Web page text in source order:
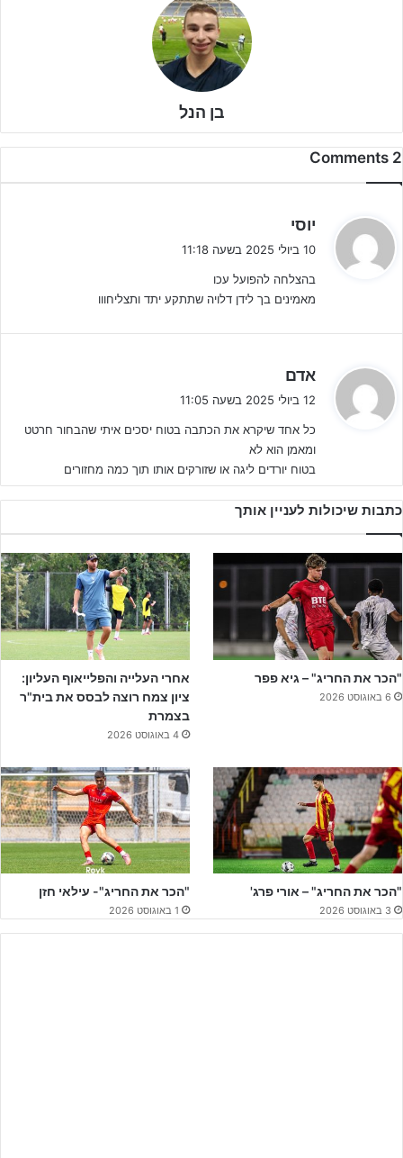
דרמטיים על הפועל ירושלים והפועל חדרה סייעו בדרך להעפלה לליגת
העל, שעליה חתומים לא מעט שחקנים.
איתמר יונה, לירן תורג'מן, רון אפפלד, ליעד סיסו ואלעד גוזלן
חמישה מחבורת השחקנים שנלחמו עד לשניה האחרונה, אך כולם שחקני
שנתון 2006- שכן רק שלושה שחקני 2006 יכולים להמשיך בנוער כחריגי
גיל.
לקראת העונה הנוכחית בליגת העל צורפו שחקנים שכבר טעמו את ליגת
העל לנוער אשתקד-
שהגיע מחדרה ויאיר רובסשהגיע
מבית"ר טוברוק, כאשר בקרוב יתבצעו החתמות מסקרנות נוספות.
לקבלת הקטלוג המלא – לחצו על הבאנר!!
שוחחנו עםלידן דלויהשיוליך את העכואים גם בליגה הבכירה לקראת
בן הנל
2 Comments
יוסי
ב
:
10 ביולי 2025 בשעה 11:18
בהצלחה להפועל עכו
מאמינים בך לידן דלויה שתתקע יתד ותצליחווו
אדם
ג
ב
:
12 ביולי 2025 בשעה 11:05
כל אחד שיקרא את הכתבה בטוח יסכים איתי שהבחור חרטט
ומאמן הוא לא
בטוח יורדים ליגה או שזורקים אותו תוך כמה מחזורים
כתבות שיכולות לעניין אותך
"הכר את החריג" – גיא פפר
6 באוגוסט 2026
אחרי העלייה והפלייאוף העליון:
ציון צמח רוצה לבסס את בית"ר
בצמרת
4 באוגוסט 2026
"הכר את החריג" – אורי פרג'
3 באוגוסט 2026
"הכר את החריג"- עילאי חזן
1 באוגוסט 2026